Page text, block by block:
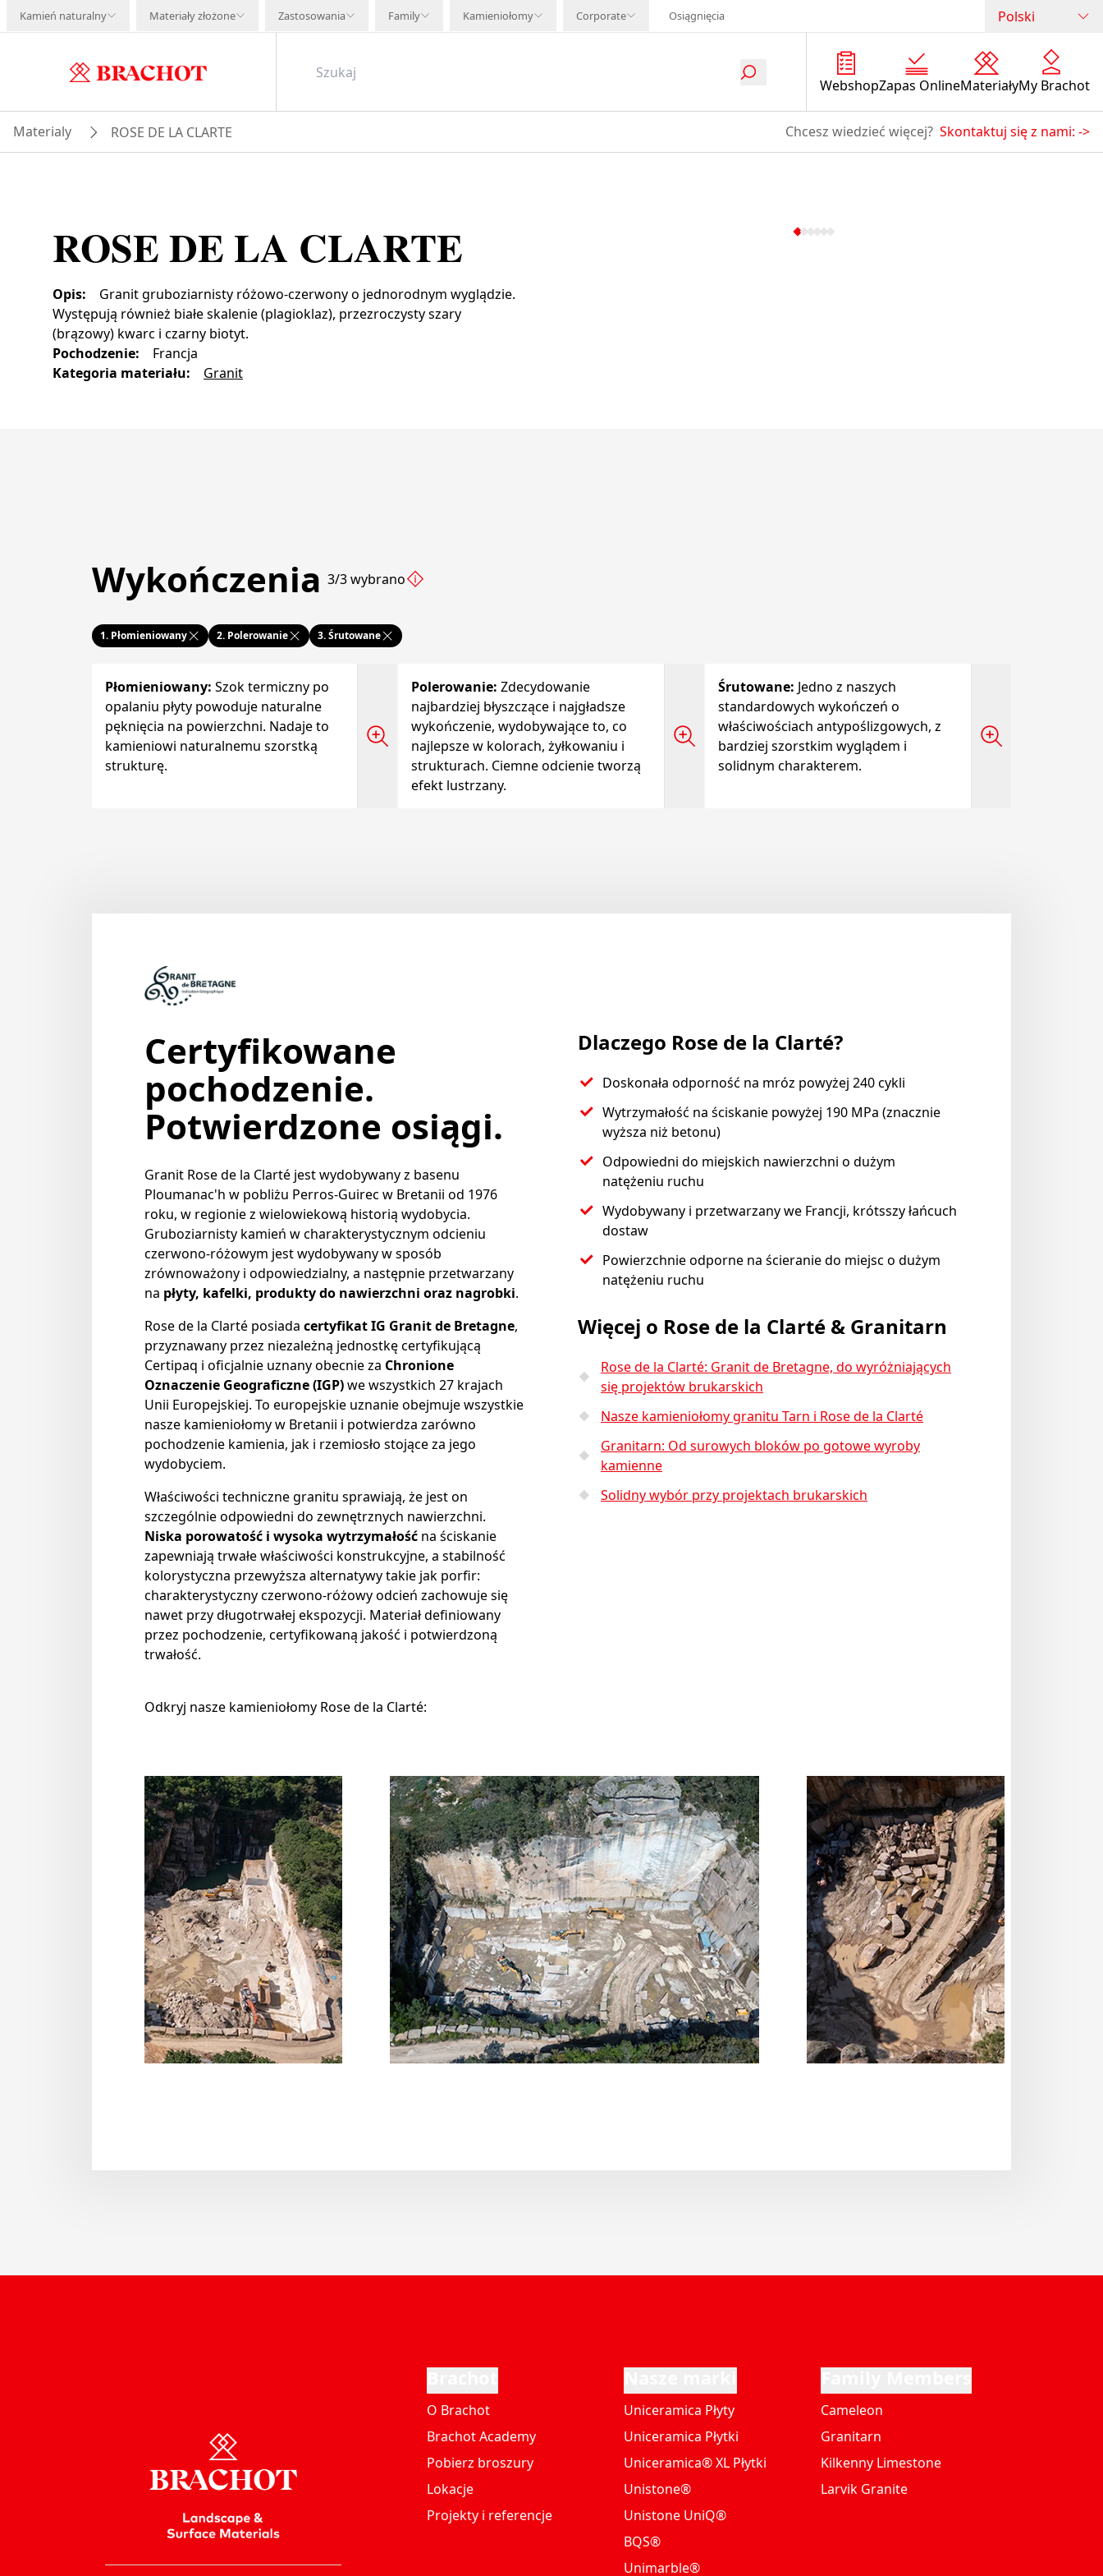
Kamień naturalny Materiały złożone Zastosowania Family Kamieniołomy Corporate Osiągnięcia Polski
WebshopZapas OnlineMateriałyMy Brachot
Materialy ROSE DE LA CLARTE Chcesz wiedzieć więcej? Skontaktuj się z nami: ->
ROSE DE LA CLARTE
Opis:
Granit gruboziarnisty różowo-czerwony o jednorodnym wyglądzie.
Występują również białe skalenie (plagioklaz), przezroczysty szary
(brązowy) kwarc i czarny biotyt.
Pochodzenie:
Francja
Kategoria materiału: Granit
Wykończenia 3/3 wybrano
1. Płomieniowany 2. Polerowanie 3.Śrutowane
Płomieniowany: Szok termiczny po
opalaniu płyty powoduje naturalne
pęknięcia na powierzchni. Nadaje to
kamieniowi naturalnemu szorstką
strukturę.
Polerowanie:Zdecydowanie
najbardziej błyszczące i najgładsze
wykończenie, wydobywające to, co
najlepsze w kolorach, żyłkowaniu i
strukturach. Ciemne odcienie tworzą
efekt lustrzany.
Śrutowane: Jedno z naszych
standardowych wykończeń o
właściwościach antypoślizgowych, z
bardziej szorstkim wyglądem i
solidnym charakterem.
Certyfikowane
pochodzenie.
Potwierdzone osiągi.
Granit Rose de la Clarté jest wydobywany z basenu
Ploumanac'h w pobliżu Perros-Guirec w Bretanii od 1976
roku, w regionie z wielowiekową historią wydobycia.
Gruboziarnisty kamień w charakterystycznym odcieniu
czerwono-różowym jest wydobywany w sposób
zrównoważony i odpowiedzialny, a następnie przetwarzany
na płyty, kafelki, produkty do nawierzchni oraz nagrobki.
Rose de la Clarté posiada certyfikat IG Granit de Bretagne,
przyznawany przez niezależną jednostkę certyfikującą
Certipaq i oficjalnie uznany obecnie za Chronione
Oznaczenie Geograficzne (IGP)we wszystkich 27 krajach
Unii Europejskiej. To europejskie uznanie obejmuje wszystkie
nasze kamieniołomy w Bretanii i potwierdza zarówno
pochodzenie kamienia, jak i rzemiosło stojące za jego
wydobyciem.
Właściwości techniczne granitu sprawiają, że jest on
szczególnie odpowiedni do zewnętrznych nawierzchni.
Niska porowatość i wysoka wytrzymałość na ściskanie
zapewniają trwałe właściwości konstrukcyjne, a stabilność
kolorystyczna przewyższa alternatywy takie jak porfir:
charakterystyczny czerwono-różowy odcień zachowuje się
nawet przy długotrwałej ekspozycji. Materiał definiowany
przez pochodzenie, certyfikowaną jakość i potwierdzoną
trwałość.
Dlaczego Rose de la Clarté?
Doskonała odporność na mróz powyżej 240 cykli
Wytrzymałość na ściskanie powyżej 190 MPa (znacznie
wyższa niż betonu)
Odpowiedni do miejskich nawierzchni o dużym
natężeniu ruchu
Wydobywany i przetwarzany we Francji, krótsszy łańcuch
dostaw
Powierzchnie odporne na ścieranie do miejsc o dużym
natężeniu ruchu
Więcej o Rose de la Clarté & Granitarn
Rose de la Clarté: Granit de Bretagne, do wyróżniających
się projektów brukarskich
Nasze kamieniołomy granitu Tarn i Rose de la Clarté
Granitarn: Od surowych bloków po gotowe wyroby
kamienne
Solidny wybór przy projektach brukarskich
Odkryj nasze kamieniołomy Rose de la Clarté:
O Brachot
Brachot Academy
Pobierz broszury
Lokacje
Projekty i referencje
Uniceramica Płyty
Uniceramica Płytki
Uniceramica® XL Płytki
Unistone®
Unistone UniQ®
BQS®
Unimarble®
Cameleon
Granitarn
Kilkenny Limestone
Larvik Granite